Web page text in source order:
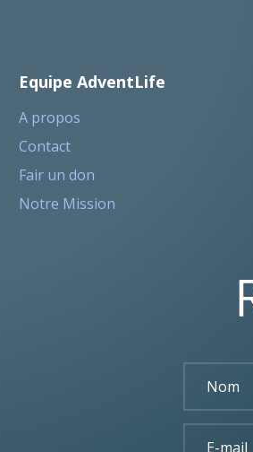
Equipe AdventLife
A propos
Contact
Fair un don
Notre Mission